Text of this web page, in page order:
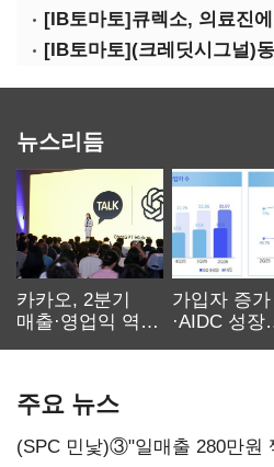
뉴스리듬
카카오, 2분기
매출·영업익 역대
가입자 증가
·AIDC 성
주요 뉴스
(SPC 민낯)③"일매출 280만원